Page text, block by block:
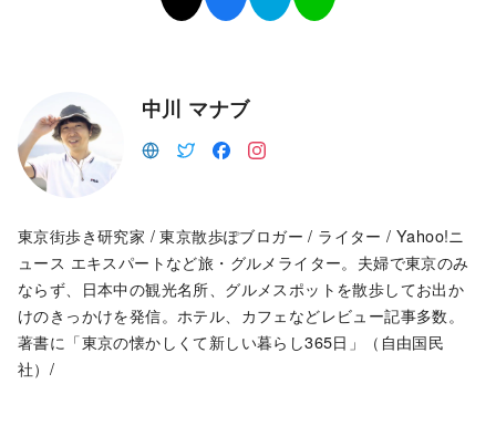
中川 マナブ
東京街歩き研究家 / 東京散歩ぽブロガー / ライター / Yahoo!ニ
ュース エキスパートなど旅・グルメライター。夫婦で東京のみ
ならず、日本中の観光名所、グルメスポットを散歩してお出か
けのきっかけを発信。ホテル、カフェなどレビュー記事多数。
著書に「東京の懐かしくて新しい暮らし365日」（自由国民
社）/